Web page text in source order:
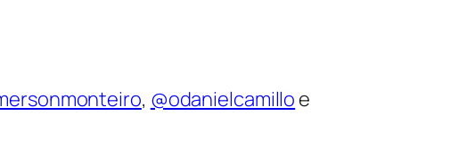
, @odanielcamillo e